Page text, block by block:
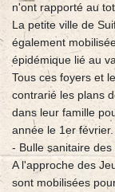
n'ont rapporté au
La petite ville de
également
épidémique lié au
Tous ces foyers et
contrarié les plans
dans leur famille
année le 1er février.
- Bulle sanitaire des
A l'approche des
sont mobilisées